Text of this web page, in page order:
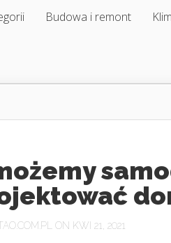
Budowa i remont
ON KWI 21, 2021